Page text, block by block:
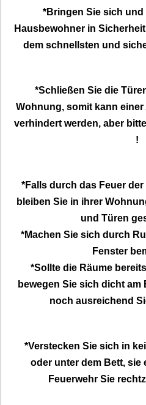
*Bringen Sie sich
Hausbewohner in
dem schnellsten und
*Schließen Sie die
Wohnung, somit kann
verhindert werden, aber
!
*Falls durch das Feuer
bleiben Sie in ihrer
und Türen
*Machen Sie sich durch
Fenster
*Sollte die Räume
bewegen Sie sich dicht
noch ausreichend
*Verstecken Sie sich in
oder unter dem Bett, sie
Feuerwehr Sie